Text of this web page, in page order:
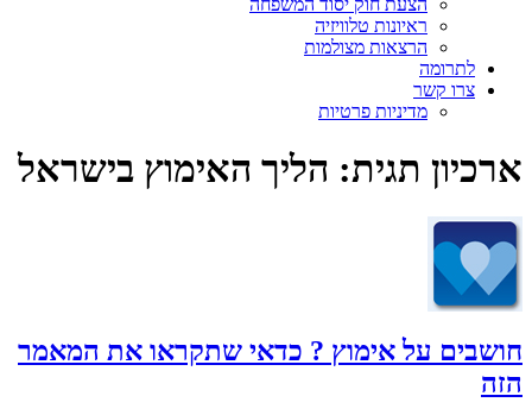
ראיונות טלוויזיה
הרצאות מצולמות
לתרומה
צרו קשר
מדיניות פרטיות
ארכיון תגית: הליך האימוץ בישראל
חושבים על אימוץ ? כדאי שתקראו את המאמר
הזה